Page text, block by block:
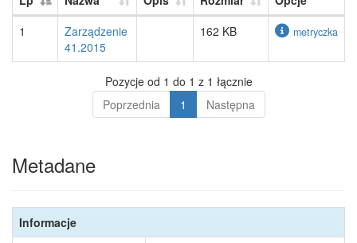
1
Zarządzenie
41.2015
162 KB metryczka
Pozycje od 1 do 1 z 1 łącznie
Poprzednia
1 Następna
Metadane
Informacje